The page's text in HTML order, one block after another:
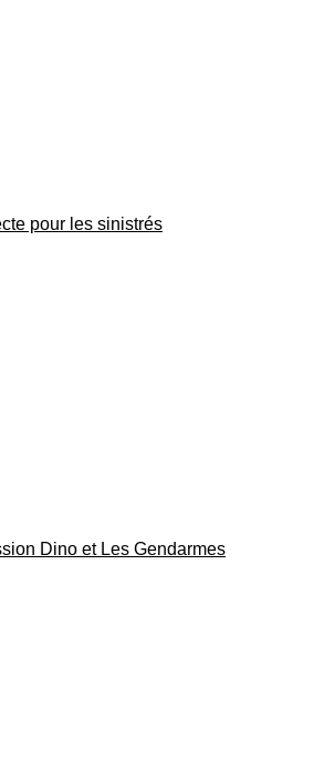
pour les sinistrés
Dino et Les Gendarmes